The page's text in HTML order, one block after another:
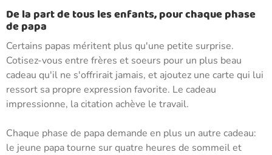
De la part de tous les enfants, pour chaque phase
de papa
Certains papas méritent plus qu'une petite surprise.
Cotisez-vous entre frères et soeurs pour un plus beau
cadeau qu'il ne s'offrirait jamais, et ajoutez une carte qui lui
ressort sa propre expression favorite. Le cadeau
impressionne, la citation achève le travail.
Chaque phase de papa demande en plus un autre cadeau:
le jeune papa tourne sur quatre heures de sommeil et